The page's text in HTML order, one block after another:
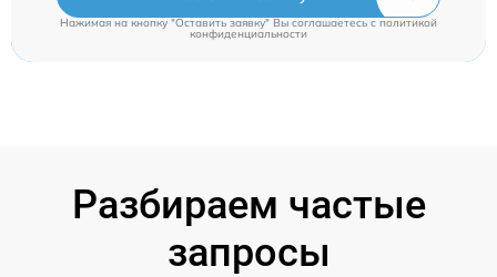
Нажимая на кнопку "Оставить заявку" Вы соглашаетесь cполитикой
конфиденциальности
Разбираем частые
запросы